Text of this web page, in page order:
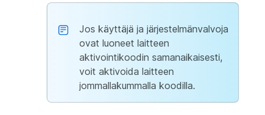
Jos käyttäjä ja järjestelmänvalvoja
ovat luoneet laitteen
aktivointikoodin samanaikaisesti,
voit aktivoida laitteen
jommallakummalla koodilla.